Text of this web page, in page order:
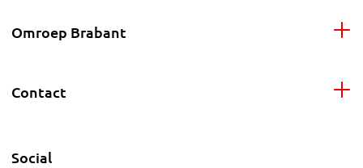
Omroep Brabant
Contact
Social